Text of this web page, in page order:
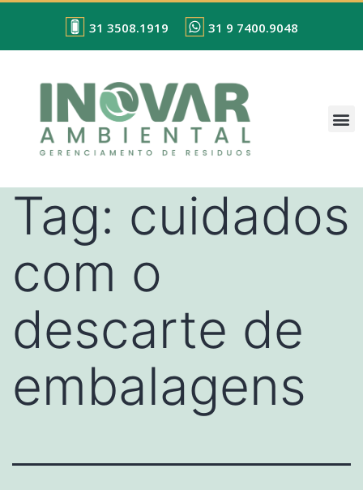
31 3508.1919 31 9 7400.9048
Tag: cuidados
com o
descarte de
embalagens